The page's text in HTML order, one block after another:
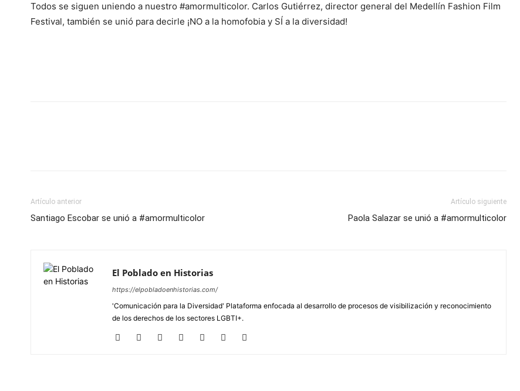
Todos se siguen uniendo a nuestro #amormulticolor. Carlos Gutiérrez, director general del Medellín Fashion Film
Festival, también se unió para decirle ¡NO a la homofobia y SÍ a la diversidad!
Artículo anterior
Santiago Escobar se unió a #amormulticolor
Artículo siguiente
Paola Salazar se unió a #amormulticolor
El Poblado en Historias
https://elpobladoenhistorias.com/
'Comunicación para la Diversidad' Plataforma enfocada al desarrollo de procesos de visibilización y reconocimiento
de los derechos de los sectores LGBTI+.